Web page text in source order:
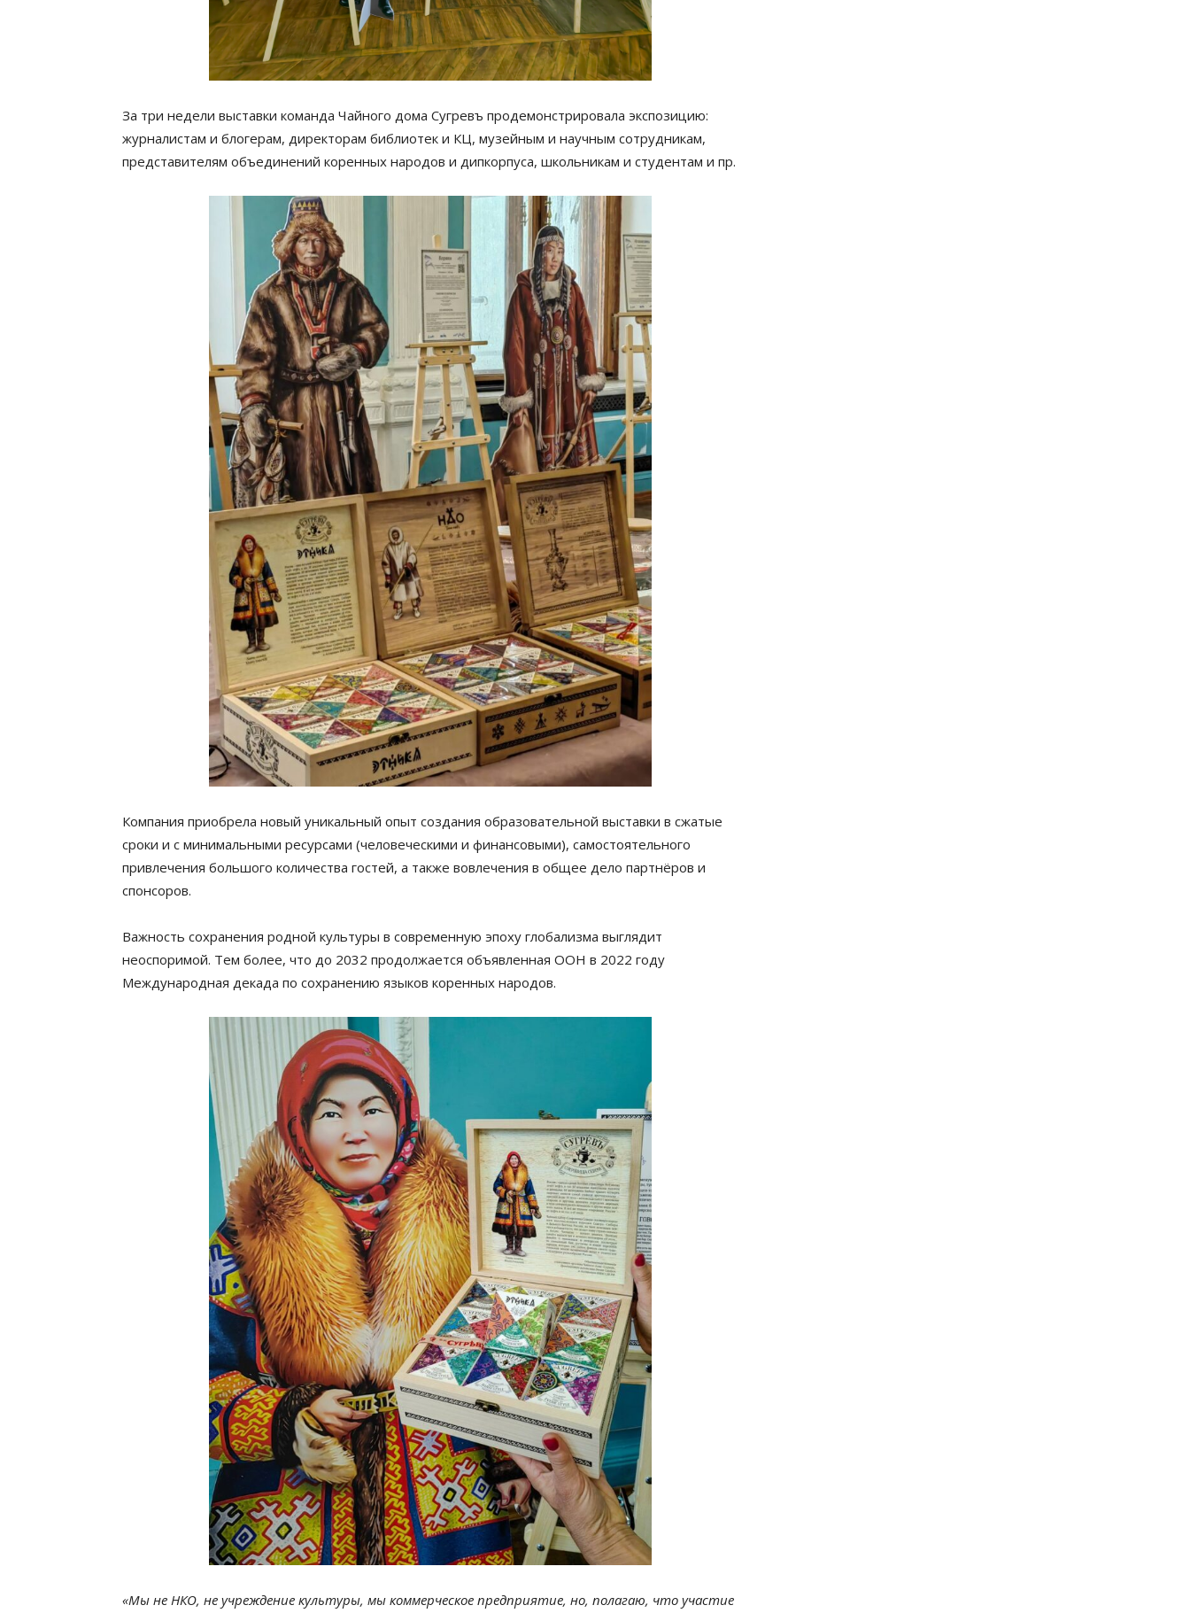
За три недели выставки команда Чайного дома Сугревъ продемонстрировала экспозицию:
журналистам и блогерам, директорам библиотек и КЦ, музейным и научным сотрудникам,
представителям объединений коренных народов и дипкорпуса, школьникам и студентам и пр.
Компания приобрела новый уникальный опыт создания образовательной выставки в сжатые
сроки и с минимальными ресурсами (человеческими и финансовыми), самостоятельного
привлечения большого количества гостей, а также вовлечения в общее дело партнёров и
спонсоров.
Важность сохранения родной культуры в современную эпоху глобализма выглядит
неоспоримой. Тем более, что до 2032 продолжается объявленная ООН в 2022 году
Международная декада по сохранению языков коренных народов.
«Мы не НКО, не учреждение культуры, мы коммерческое предприятие, но, полагаю, что участие